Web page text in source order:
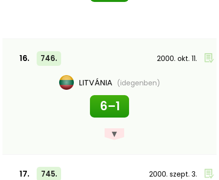
16. 746. 2000. okt. 11.
LITVÁNIA (idegenben)
6–1
▼
17. 745. 2000. szept. 3.